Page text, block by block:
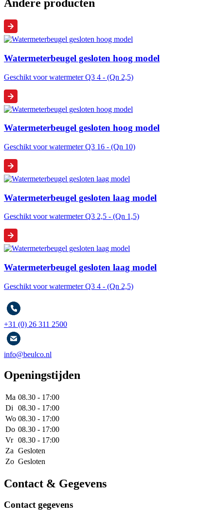
Andere producten
Watermeterbeugel gesloten hoog model
Geschikt voor watermeter Q3 4 - (Qn 2,5)
Watermeterbeugel gesloten hoog model
Geschikt voor watermeter Q3 16 - (Qn 10)
Watermeterbeugel gesloten laag model
Geschikt voor watermeter Q3 2,5 - (Qn 1,5)
Watermeterbeugel gesloten laag model
Geschikt voor watermeter Q3 4 - (Qn 2,5)
+31 (0) 26 311 2500
info@beulco.nl
Openingstijden
Ma 08.30 - 17:00
Di
08.30 - 17:00
Wo 08.30 - 17:00
Do 08.30 - 17:00
Vr 08.30 - 17:00
Za Gesloten
Zo Gesloten
Contact & Gegevens
Contact gegevens